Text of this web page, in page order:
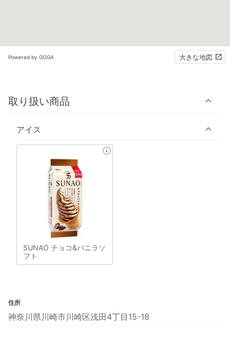
Powered by GOGA 大きな地図
取り扱い商品
アイス
SUNAO チョコ&バニラソ
フト
住所
神奈川県川崎市川崎区浅田4丁目15-18